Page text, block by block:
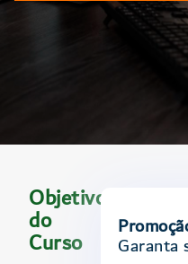
Objetivo
do
Curso Garanta